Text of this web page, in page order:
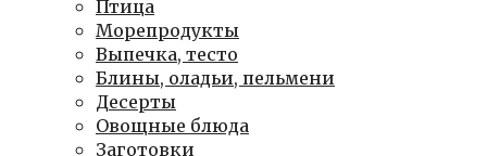
Птица
Морепродукты
Выпечка, тесто
Блины, оладьи, пельмени
Десерты
Овощные блюда
Заготовки